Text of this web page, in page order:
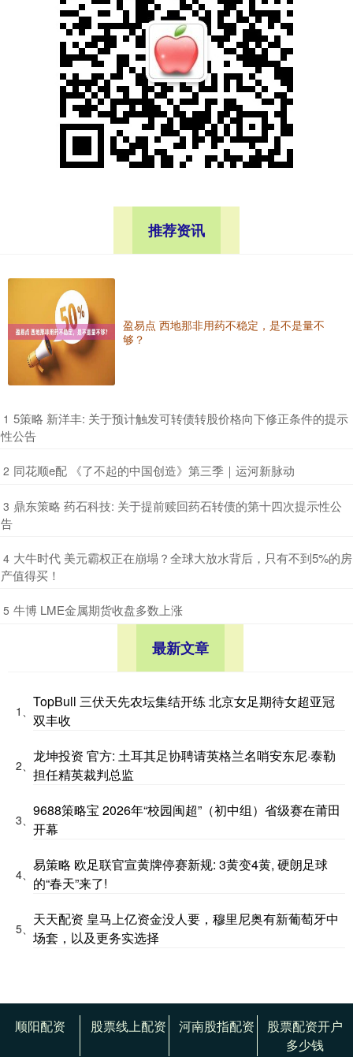
推荐资讯
盈易点 西地那非用药不稳定，是不是量不
够？
1 ​5策略 新洋丰: 关于预计触发可转债转股价格向下修正条件的提示
性公告
2 ​同花顺e配 《了不起的中国创造》第三季｜运河新脉动
3 ​鼎东策略 药石科技: 关于提前赎回药石转债的第十四次提示性公
告
4 ​大牛时代 美元霸权正在崩塌？全球大放水背后，只有不到5%的房
产值得买！
5 ​牛博 LME金属期货收盘多数上涨
最新文章
1、
TopBull 三伏天先农坛集结开练 北京女足期待女超亚冠
双丰收
2、
龙坤投资 官方: 土耳其足协聘请英格兰名哨安东尼·泰勒
担任精英裁判总监
3、
9688策略宝 2026年“校园闽超”（初中组）省级赛在莆田
开幕
4、
易策略 欧足联官宣黄牌停赛新规: 3黄变4黄, 硬朗足球
的“春天”来了!
5、
天天配资 皇马上亿资金没人要，穆里尼奥有新葡萄牙中
场套，以及更务实选择
顺阳配资 股票线上配资 河南股指配资
股票配资开户
多少钱